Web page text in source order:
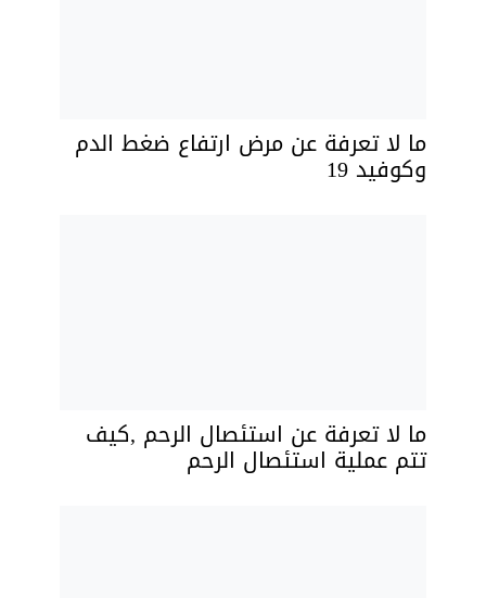
ما لا تعرفة عن مرض ارتفاع ضغط الدم
وكوفيد 19
ما لا تعرفة عن استئصال الرحم ,كيف
تتم عملية استئصال الرحم